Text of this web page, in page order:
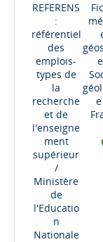
REFERENS
:
référentiel
des
emplois-
types de
la
recherche
et de
l'enseigne
ment
supérieur
/
Ministère
de
l'Educatio
n
Nationale